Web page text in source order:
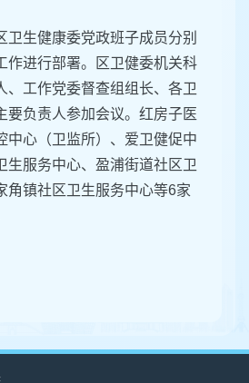
卫生健康委党政班子成员分别
作进行部署。区卫健委机关科
、工作党委督查组组长、各卫
要负责人参加会议。红房子医
中心（卫监所）、爱卫健促中
生服务中心、盈浦街道社区卫
角镇社区卫生服务中心等6家